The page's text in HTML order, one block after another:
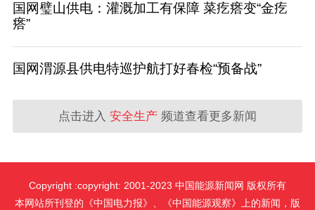
国网璧山供电：灌溉加工有保障 菜疙瘩变“金疙
瘩”
国网渭源县供电特巡护航打好春检“预备战”
点击进入 安全生产 频道查看更多新闻
Copyright :copyright: 2001-2023 中国能源新闻网 版权所有
本网站所刊登的《中国电力报》、《中国能源观察》上的新闻，版